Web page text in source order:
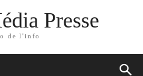
Presse
de l'info